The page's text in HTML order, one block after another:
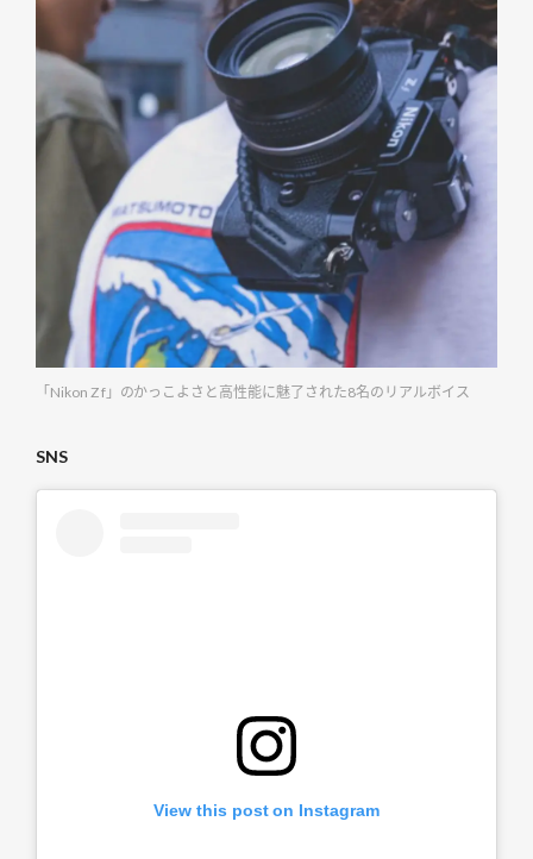
「Nikon Z f」のかっこよさと高性能に魅了された8名のリアルボイス
SNS
View this post on Instagram